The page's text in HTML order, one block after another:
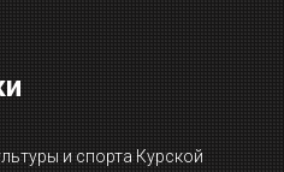
и спорта Курской